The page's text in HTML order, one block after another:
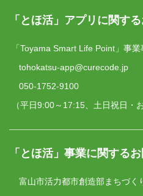
「とほ活」アプリに関す
「Toyama Smart Life Point」事業
tohokatsu-app@curecode.jp
050-1752-9100
（平日9:00～17:15、土日祝日・
「とほ活」事業に関する
富山市活力都市創造部まちづく